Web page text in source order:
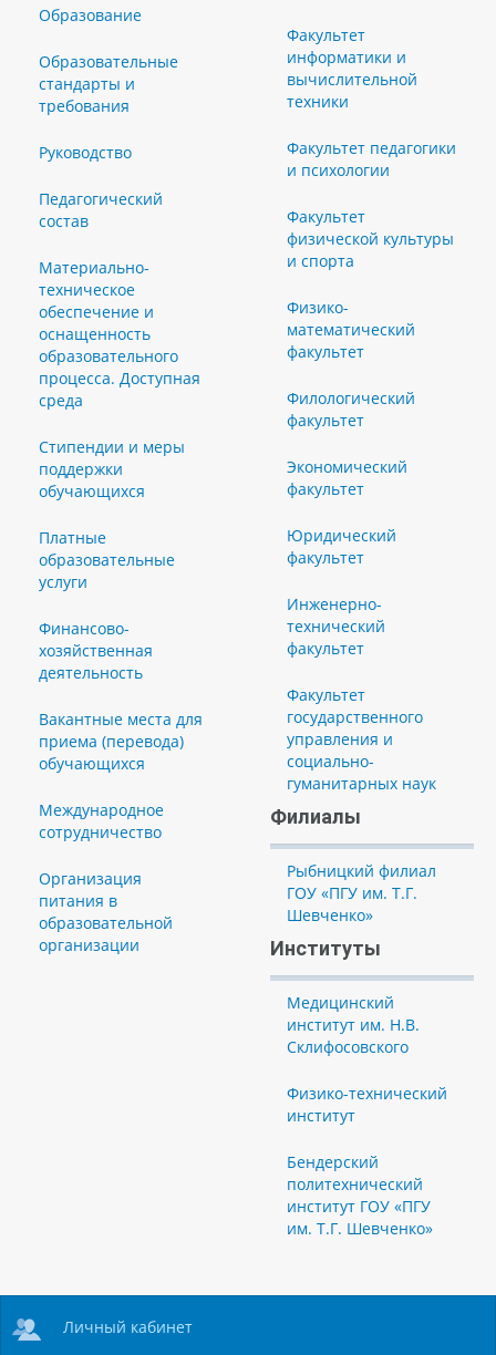
Образование
Образовательные
стандарты и
требования
Руководство
Педагогический
состав
Материально-
техническое
обеспечение и
оснащенность
образовательного
процесса. Доступная
среда
Стипендии и меры
поддержки
обучающихся
Платные
образовательные
услуги
Финансово-
хозяйственная
деятельность
Вакантные места для
приема (перевода)
обучающихся
Международное
сотрудничество
Организация
питания в
образовательной
организации
Факультет
информатики и
вычислительной
техники
Факультет педагогики
и психологии
Факультет
физической культуры
и спорта
Физико-
математический
факультет
Филологический
факультет
Экономический
факультет
Юридический
факультет
Инженерно-
технический
факультет
Факультет
государственного
управления и
социально-
гуманитарных наук
Филиалы
Рыбницкий филиал
ГОУ «ПГУ им. Т.Г.
Шевченко»
Институты
Медицинский
институт им. Н.В.
Склифосовского
Физико-технический
институт
Бендерский
политехнический
институт ГОУ «ПГУ
им. Т.Г. Шевченко»
Личный кабинет